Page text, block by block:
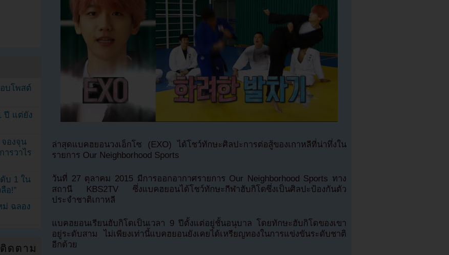
ล่าสุดแบคฮยอนวงเอ็กโซ (EXO) ได้โชว์ทักษะศิลปะการต่อสู้ของเกาหลีที่น่าทึ่งใน
รายการ Our Neighborhood Sports
วันที่ 27 ตุลาคม 2015 มีการออกอากาศรายการ Our Neighborhood Sports ทาง
สถานี KBS2TV ซึ่งแบคฮยอนได้โชว์ทักษะกีฬาฮับกิโดซึ่งเป็นศิลปะป้องกันตัว
ประจำชาติเกาหลี
แบคฮยอนเรียนฮับกิโดเป็นเวลา 9 ปีตั้งแต่อยู่ชั้นอนุบาล โดยทักษะฮับกิโดของเขา
อยู่ระดับสาม ไม่เพียงเท่านี้แบคฮยอนยังเคยได้เหรียญทองในการแข่งขันระดับชาติ
อีกด้วย
บโพสต์
ปี แต่ยัง
องจุน
รวาไร
บ 1 ใน
อ!”
ม่ ฉลอง
ดตาม